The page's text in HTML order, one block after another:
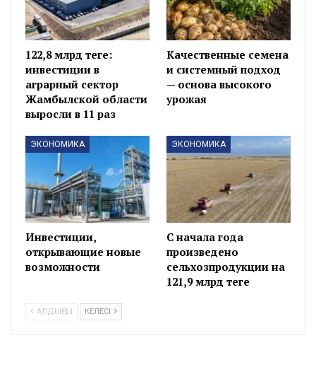
122,8 млрд теңге:
инвестиции в
аграрный сектор
Жамбылской области
выросли в 11 раз
Качественные семена
и системный подход
— основа высокого
урожая
ЭКОНОМИКА
Инвестиции,
открывающие новые
возможности
ЭКОНОМИКА
С начала года
произведено
сельхозпродукции на
121,9 млрд теңге
АЛДЫҢҒЫ КЕЛЕСІ